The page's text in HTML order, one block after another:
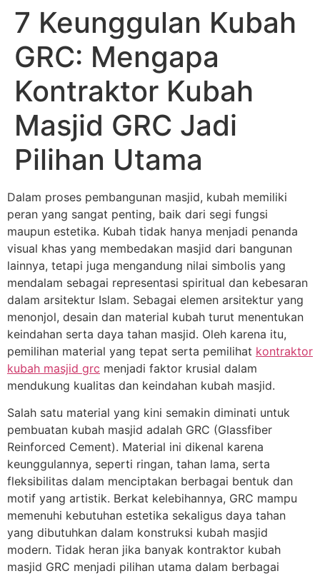
7 Keunggulan Kubah
GRC: Mengapa
Kontraktor Kubah
Masjid GRC Jadi
Pilihan Utama
Dalam proses pembangunan masjid, kubah memiliki
peran yang sangat penting, baik dari segi fungsi
maupun estetika. Kubah tidak hanya menjadi penanda
visual khas yang membedakan masjid dari bangunan
lainnya, tetapi juga mengandung nilai simbolis yang
mendalam sebagai representasi spiritual dan kebesaran
dalam arsitektur Islam. Sebagai elemen arsitektur yang
menonjol, desain dan material kubah turut menentukan
keindahan serta daya tahan masjid. Oleh karena itu,
pemilihan material yang tepat serta pemilihat kontraktor
kubah masjid grc menjadi faktor krusial dalam
mendukung kualitas dan keindahan kubah masjid.
Salah satu material yang kini semakin diminati untuk
pembuatan kubah masjid adalah GRC (Glassfiber
Reinforced Cement). Material ini dikenal karena
keunggulannya, seperti ringan, tahan lama, serta
fleksibilitas dalam menciptakan berbagai bentuk dan
motif yang artistik. Berkat kelebihannya, GRC mampu
memenuhi kebutuhan estetika sekaligus daya tahan
yang dibutuhkan dalam konstruksi kubah masjid
modern. Tidak heran jika banyak kontraktor kubah
masjid GRC menjadi pilihan utama dalam berbagai